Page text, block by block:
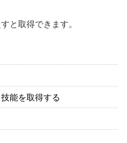
と取得できます。
能を取得する